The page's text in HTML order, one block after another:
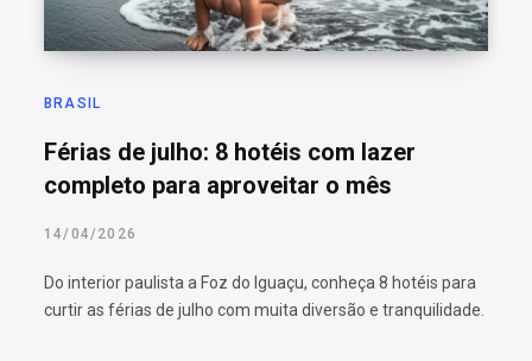
BRASIL
Férias de julho: 8 hotéis com lazer
completo para aproveitar o mês
14/04/2026
Do interior paulista a Foz do Iguaçu, conheça 8 hotéis para
curtir as férias de julho com muita diversão e tranquilidade.